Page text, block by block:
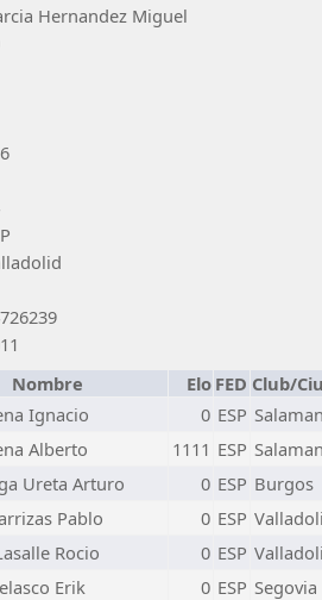
Hernandez Miguel
Nombre Elo FED Club/
Ignacio 0 ESP
Alberto 1111 ESP
Ureta Arturo 0 ESP Burgos
Pablo 0 ESP
Rocio 0 ESP
Erik 0 ESP Segovia